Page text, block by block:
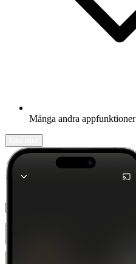
Många andra appfunktioner